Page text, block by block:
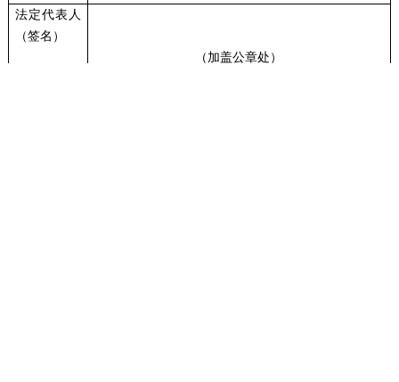
法定代表人
（签名）
（加盖公章处）